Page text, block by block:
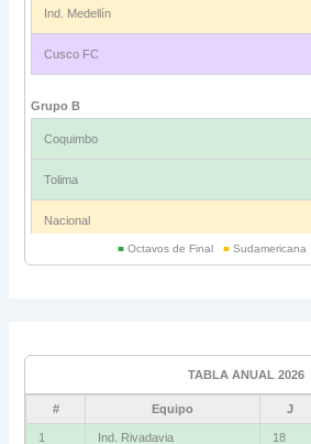
Ind. Medellín
Cusco FC
Grupo B
Coquimbo
Tolima
Nacional
Bolívar
■Octavos de Final ■Sudamericana
TABLA ANUAL 2026
# Equipo J
1 Ind. Rivadavia 18